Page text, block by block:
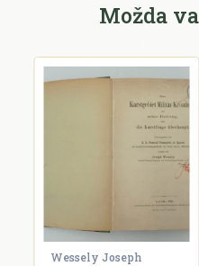
Možda
Wessely Joseph